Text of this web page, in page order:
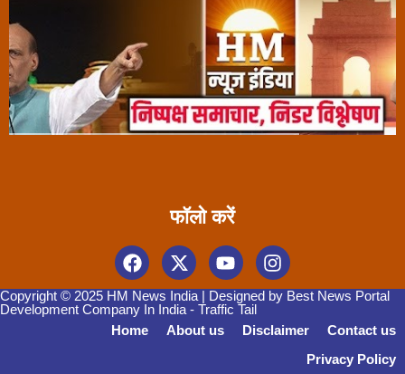
फॉलो करें
Copyright © 2025 HM News India | Designed by Best News Portal
Development Company In India - Traffic Tail
Home
About us Disclaimer
Contact us
Privacy Policy